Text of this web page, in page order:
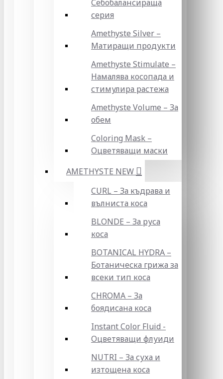
Себобалансираща
серия
Amethyste Silver –
Матиращи продукти
Amethyste Stimulate –
Намалява косопада и
стимулира растежа
Amethyste Volume – За
обем
Coloring Mask –
Оцветяващи маски
AMETHYSTE NEW
CURL – За къдрава и
вълниста коса
BLONDE – За руса
коса
BOTANICAL HYDRA –
Ботаническа грижа за
всеки тип коса
CHROMA – За
боядисана коса
Instant Color Fluid -
Оцветяващи флуиди
NUTRI – За суха и
изтощена коса